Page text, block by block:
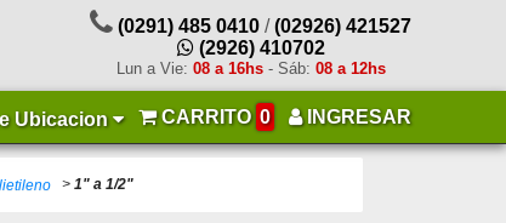
(0291) 485 0410 /(02926) 421527
(2926) 410702
Lun a Vie: 08 a 16hs- Sáb: 08 a 12hs
Ubicacion CARRITO 0 INGRESAR
> 1" a 1/2"